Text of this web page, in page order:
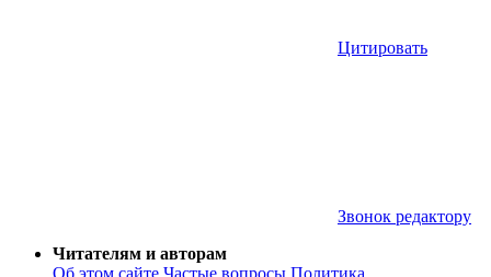
Цитировать
Звонок редактору
Читателям и авторам